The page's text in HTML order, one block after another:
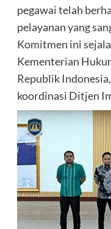
pegawai telah
pelayanan yang
Komitmen ini
Kementerian
Republik
koordinasi Ditjen